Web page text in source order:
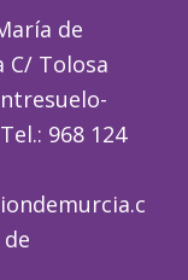
de
C/ Tolosa
968 124